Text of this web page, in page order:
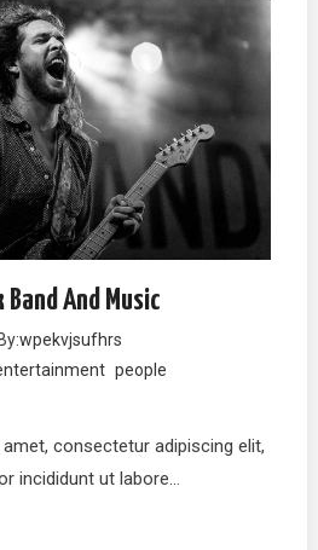
And Music
wpekvjsufhrs
people
consectetur adipiscing elit,
incididunt ut labore…